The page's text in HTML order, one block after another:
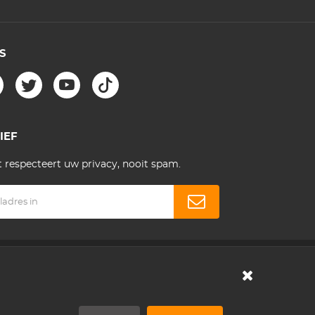
respecteert uw privacy, nooit spam.